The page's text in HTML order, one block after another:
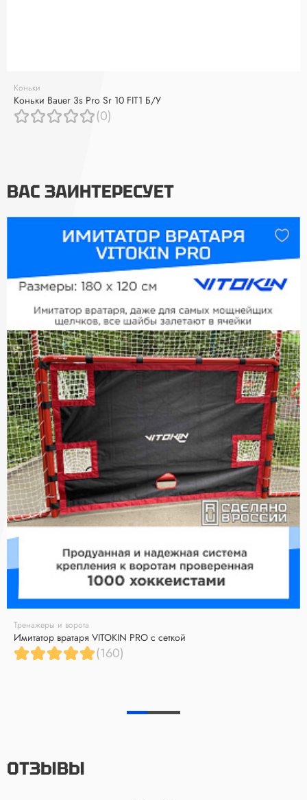
Коньки
Коньки Bauer 3s Pro Sr 10 FIT1 Б/У
(0)
ВАС ЗАИНТЕРЕСУЕТ
Тренажеры и ворота
Имитатор вратаря VITOKIN PRO с сеткой
(160)
ОТЗЫВЫ